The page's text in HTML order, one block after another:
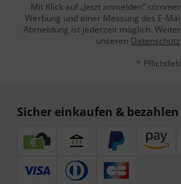
Mit Klick auf „Jetzt anmelden“
Werbung und einer Messung des E-
Abmeldung ist jederzeit möglich.
unseren
* Pflichtfeld
Sicher einkaufen & bezahlen